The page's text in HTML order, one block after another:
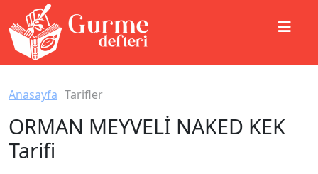
Anasayfa Tarifler
ORMAN MEYVELİ NAKED KEK
Tarifi